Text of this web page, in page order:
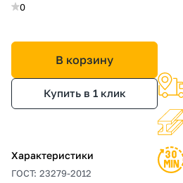
0
В корзину
Купить в 1 клик
Характеристики
ГОСТ: 23279-2012